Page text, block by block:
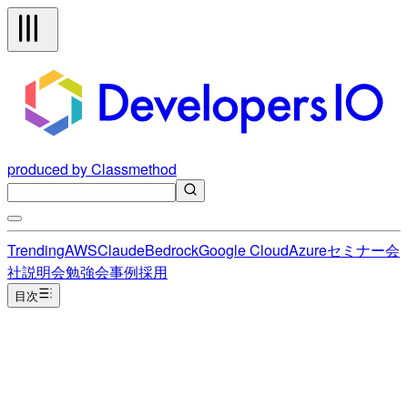
produced by Classmethod
TrendingAWSClaudeBedrockGoogle CloudAzureセミナー会
社説明会勉強会事例採用
目次